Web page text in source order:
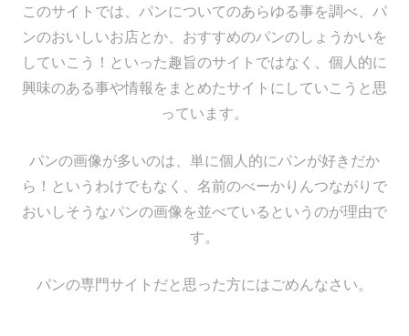
このサイトでは、パンについてのあらゆる事を調べ、パ
ンのおいしいお店とか、おすすめのパンのしょうかいを
していこう！といった趣旨のサイトではなく、個人的に
興味のある事や情報をまとめたサイトにしていこうと思
っています。
パンの画像が多いのは、単に個人的にパンが好きだか
ら！というわけでもなく、名前のべーかりんつながりで
おいしそうなパンの画像を並べているというのが理由で
す。
パンの専門サイトだと思った方にはごめんなさい。